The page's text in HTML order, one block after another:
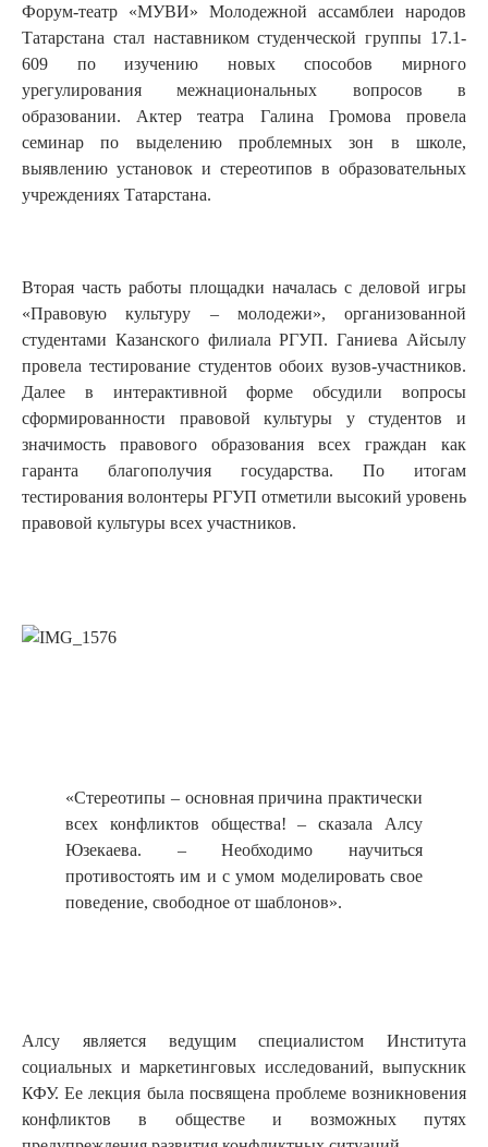
Форум-театр «МУВИ» Молодежной ассамблеи народов
Татарстана стал наставником студенческой группы 17.1-
609 по изучению новых способов мирного
урегулирования межнациональных вопросов в
образовании. Актер театра Галина Громова провела
семинар по выделению проблемных зон в школе,
выявлению установок и стереотипов в образовательных
учреждениях Татарстана.
Вторая часть работы площадки началась с деловой игры
«Правовую культуру – молодежи», организованной
студентами Казанского филиала РГУП. Ганиева Айсылу
провела тестирование студентов обоих вузов-участников.
Далее в интерактивной форме обсудили вопросы
сформированности правовой культуры у студентов и
значимость правового образования всех граждан как
гаранта благополучия государства. По итогам
тестирования волонтеры РГУП отметили высокий уровень
правовой культуры всех участников.
«Стереотипы – основная причина практически
всех конфликтов общества! – сказала Алсу
Юзекаева. – Необходимо научиться
противостоять им и с умом моделировать свое
поведение, свободное от шаблонов».
Алсу является ведущим специалистом Института
социальных и маркетинговых исследований, выпускник
КФУ. Ее лекция была посвящена проблеме возникновения
конфликтов в обществе и возможных путях